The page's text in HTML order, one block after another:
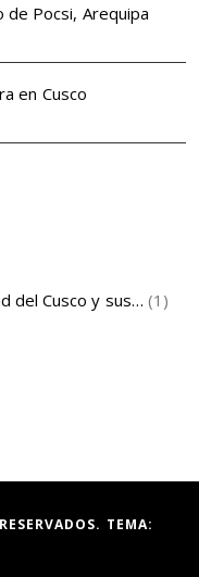
de Pocsi, Arequipa
en Cusco
del Cusco y sus… (1)
TEMA: